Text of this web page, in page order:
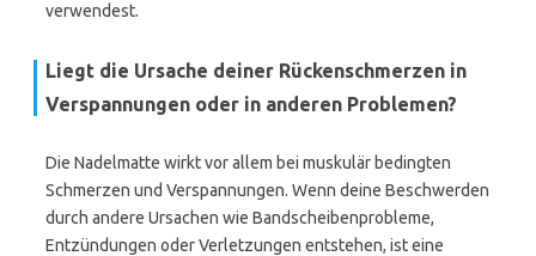
verwendest.
Liegt die Ursache deiner Rückenschmerzen in
Verspannungen oder in anderen Problemen?
Die Nadelmatte wirkt vor allem bei muskulär bedingten
Schmerzen und Verspannungen. Wenn deine Beschwerden
durch andere Ursachen wie Bandscheibenprobleme,
Entzündungen oder Verletzungen entstehen, ist eine